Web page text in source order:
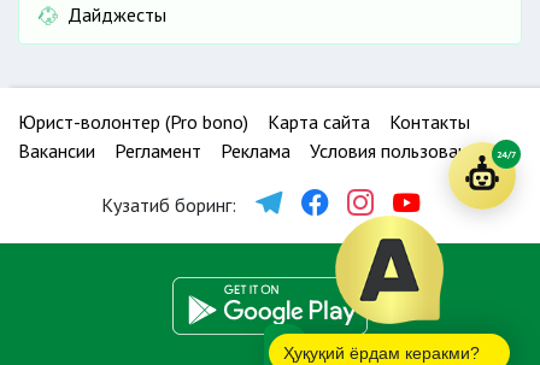
Дайджесты
Юрист-волонтер (Pro bono) Карта сайта
Контакты
Вакансии
Регламент Реклама Условия пользования
Кузатиб боринг:
Ҳуқуқий ёрдам керакми?
24/7